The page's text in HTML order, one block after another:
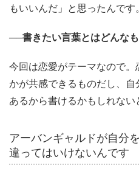
もいいんだ」と思ったんです。
──書きたい言葉とはどんな
今回は恋愛がテーマなので
かが共感できるものだし、
あるから書けるかもしれない
アーバンギャルドが自分
違ってはいけないんです